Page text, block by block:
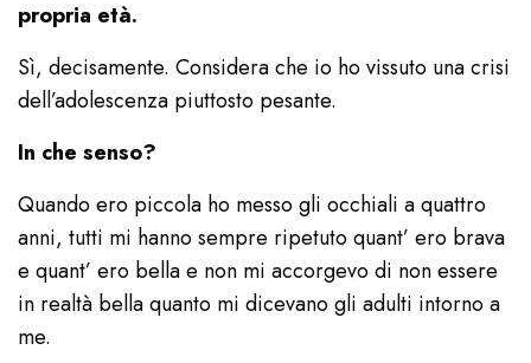
propria età.
Sì, decisamente. Considera che io ho vissuto una crisi
dell’adolescenza piuttosto pesante.
In che senso?
Quando ero piccola ho messo gli occhiali a quattro
anni, tutti mi hanno sempre ripetuto quant’ ero brava
e quant’ ero bella e non mi accorgevo di non essere
in realtà bella quanto mi dicevano gli adulti intorno a
me.